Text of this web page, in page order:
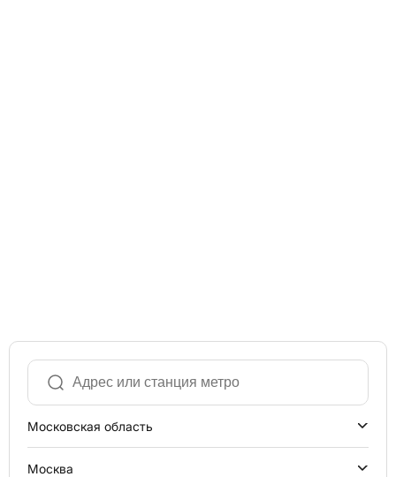
Московская область
Москва